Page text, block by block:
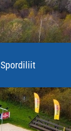
Spordiliit